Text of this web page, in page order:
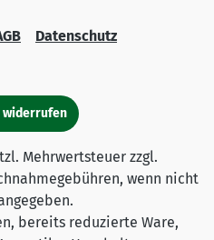
Datenschutz
widerrufen
Mehrwertsteuer zzgl.
wenn nicht
bereits reduzierte Ware,